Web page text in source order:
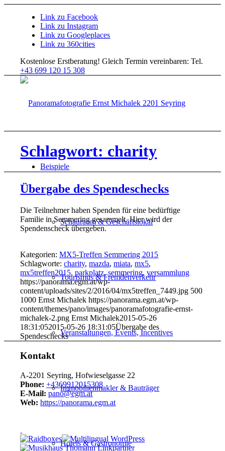
Link zu Facebook
Link zu Instagram
Link zu Googleplaces
Link zu 360cities
Kostenlose Erstberatung! Gleich Termin vereinbaren: Tel.
+43 699 120 15 308
Beispiele
Schauraum & Geschäftslokal
Tourismus & Fremdenverkehr
Veranstaltungen, Events, Incentives
Immobilienmakler & Bauträger
Hotels & Gastronomie
Schlagwort: charity
Übergabe des Spendeschecks
Die Teilnehmer haben Spenden für eine bedürftige
Familie in Semmering gesammelt. Hier wird der
Spendenscheck übergeben.
Kategorien:MX5-Treffen Semmering 2015
Schlagworte:charity,mazda,miata,mx5,
mx5treffen2015,parkplatz,semmering,versammlung
https://panorama.egm.at/wp-
content/uploads/sites/2/2016/04/mx5treffen_7449.jpg 500
1000 Ernst Michalek https://panorama.egm.at/wp-
content/themes/pano/images/panoramafotografie-ernst-
michalek-2.png Ernst Michalek2015-05-26
18:31:052015-05-26 18:31:05Übergabe des
Spendeschecks
Kontakt
A-2201 Seyring, Hofwieselgasse 22
Phone: +4369912015308
E-Mail: pano@egm.at
Web: https://panorama.egm.at